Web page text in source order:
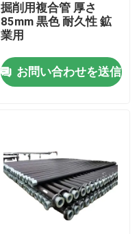
掘削用複合管 厚さ
85mm 黒色 耐久性 鉱
業用
お問い合わせを送信